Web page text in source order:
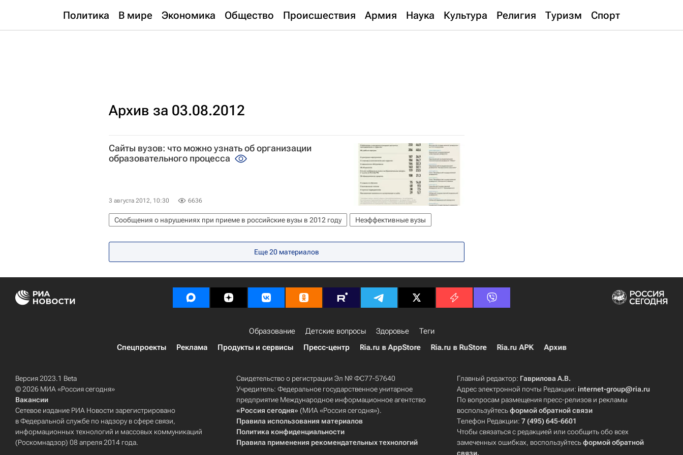
Политика В мире Экономика Общество Происшествия Армия Наука Культура Религия Туризм Спорт
Архив за 03.08.2012
Сайты вузов: что можно узнать об организации
образовательного процесса
3 августа 2012, 10:30 6636
Сообщения о нарушениях при приеме в российские вузы в 2012 году Неэффективные вузы
Еще 20 материалов
Образование Детские вопросы Здоровье
Теги
Спецпроекты
Реклама Продукты и сервисы Пресс-центр Ria.ru в AppStore Ria.ru в RuStore Ria.ru APK Архив
Версия 2023.1 Beta
© 2026 МИА «Россия сегодня»
Вакансии
Сетевое издание РИА Новости зарегистрировано
в Федеральной службе по надзору в сфере связи,
информационных технологий и массовых коммуникаций
(Роскомнадзор) 08 апреля 2014 года.
Свидетельство о регистрации Эл № ФС77-57640
Учредитель: Федеральное государственное унитарное
предприятие Международное информационное агентство
«Россия сегодня» (МИА «Россия сегодня»).
Правила использования материалов
Политика конфиденциальности
Правила применения рекомендательных технологий
Главный редактор: Гаврилова А.В.
Адрес электронной почты Редакции:internet-group@ria.ru
По вопросам размещения пресс-релизов и рекламы
воспользуйтесьформой обратной связи
Телефон Редакции:7 (495) 645-6601
Чтобы связаться с редакцией или сообщить обо всех
замеченных ошибках, воспользуйтесьформой обратной
связи.